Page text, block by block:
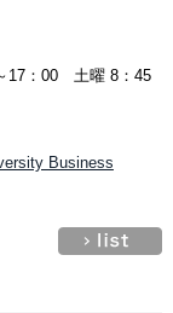
17：00 土曜 8：45
Business